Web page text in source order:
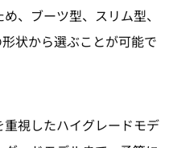
、ブーツ型、スリム型、
状から選ぶことが可能で
視したハイグレードモデ